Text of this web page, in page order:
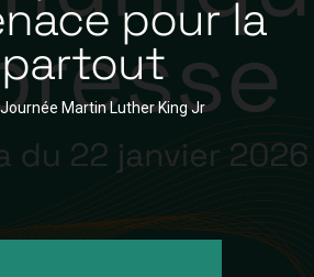
pour la
Martin Luther King Jr